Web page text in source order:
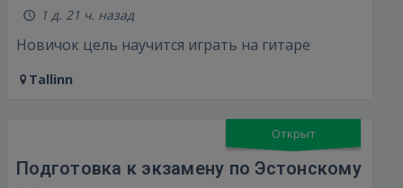
1 д. 21 ч. назад
Новичок цель научится играть на гитаре
Tallinn
Открыт
Подготовка к экзамену по Эстонскому